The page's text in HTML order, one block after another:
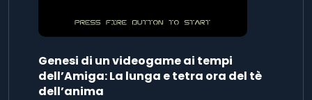
Genesi di un videogame ai tempi
dell’Amiga: La lunga e tetra ora del tè
dell’anima